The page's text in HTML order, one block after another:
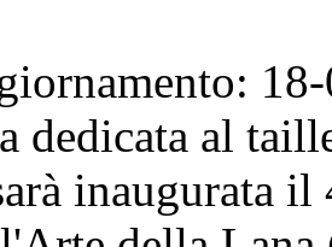
dedicata al
inaugurata